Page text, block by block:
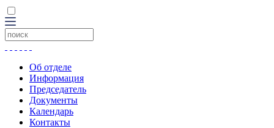
Об отделе
Информация
Председатель
Документы
Календарь
Контакты